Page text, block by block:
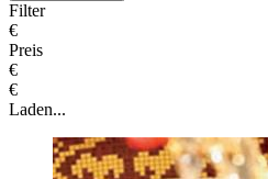
Filter
€
Preis
€
€
Laden...